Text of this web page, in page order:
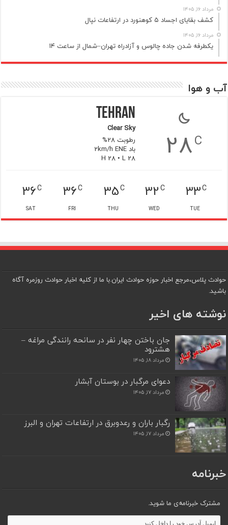
مرداد ۱۶, ۱۴۰۵
کشف بقایای اجساد ۵ کوهنورد در ارتفاعات نپال
مرداد ۱۶, ۱۴۰۵
یکطرفه شدن جاده چالوس و آزادراه تهران–شمال از ساعت ۱۴
آب و هوا
28C
Tehran
Clear Sky
رطوبت 28%
باد 2km/h ENE
H 28 • L 28
33C
TUE
32C
WED
35C
THU
36C
FRI
36C
SAT
حوادث پلاس،مرجع اخبار حوزه حوادث ایران.با ما از کلیه اخبار حوادث روزمره آگاه
باشید.
نوشته های اخیر
جان باختن چهار نفر در سانحه رانندگی مراغه –
هشترود
مرداد ۱۸, ۱۴۰۵
دعوای مرگبار در بوستان آبشار
مرداد ۱۷, ۱۴۰۵
رگبار باران و رعدوبرق در ارتفاعات تهران و البرز
مرداد ۱۷, ۱۴۰۵
خبرنامه
مشترک خبرنامه‌ی ما شوید.